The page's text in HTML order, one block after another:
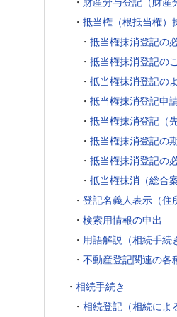
・ 抵当権（根抵当権）
・ 抵当権抹消登記の
・ 抵当権抹消登記の
・ 抵当権抹消登記の
・ 抵当権抹消登記申
・ 抵当権抹消登記（
・ 抵当権抹消登記の
・ 抵当権抹消登記の
・ 抵当権抹消（総合
・ 登記名義人表示（住
・ 検索用情報の申出
・ 用語解説（相続手続
・ 不動産登記関連の各
・ 相続手続き
・ 相続登記（相続によ